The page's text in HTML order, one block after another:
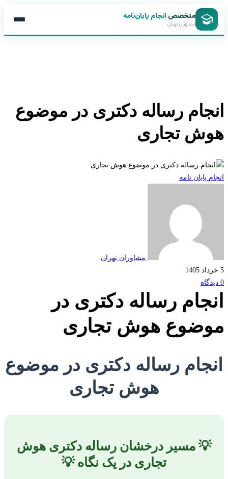
متخصصانجام پایان‌نامه
مشاوران تهران
رساله دکتری در موضوع
تجاری
پایان نامه
مشاوران تهران
رساله دکتری در
هوش تجاری
رساله دکتری در موضوع
هوش تجاری
💡 مسیر درخشان رساله دکتری هوش
تجاری در یک نگاه 💡